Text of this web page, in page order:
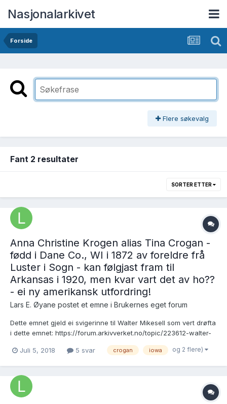
Nasjonalarkivet
Forside
Flere søkevalg
Fant 2 resultater
SORTER ETTER
Anna Christine Krogen alias Tina Crogan -
fødd i Dane Co., WI i 1872 av foreldre frå
Luster i Sogn - kan følgjast fram til
Arkansas i 1920, men kvar vart det av ho??
- ei ny amerikansk utfordring!
Lars E. Øyane postet et emne i Brukernes eget forum
Dette emnet gjeld ei svigerinne til Walter Mikesell som vert drøfta
i dette emnet: https://forum.arkivverket.no/topic/223612-walter-
krogen-«lena-crogan»-kven-kan-denne-mannen-vera-og-kva-
Juli 5, 2018 5 svar crogan iowa og 2 flere)